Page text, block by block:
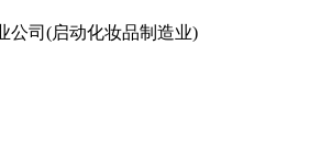
公司(启动化妆品制造业)